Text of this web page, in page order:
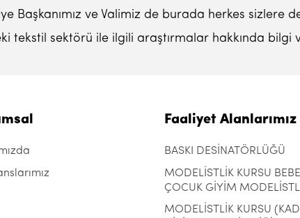
Başkanımız ve Valimiz de burada herkes sizlere
tekstil sektörü ile ilgili araştırmalar hakkında bilgi
Faaliyet Alanlarımız
BASKI DESİNATÖRLÜĞÜ
MODELİSTLİK KURSU
ÇOCUK GİYİM
MODELİSTLİK KURSU